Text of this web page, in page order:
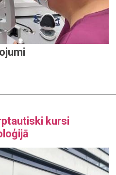
kursi